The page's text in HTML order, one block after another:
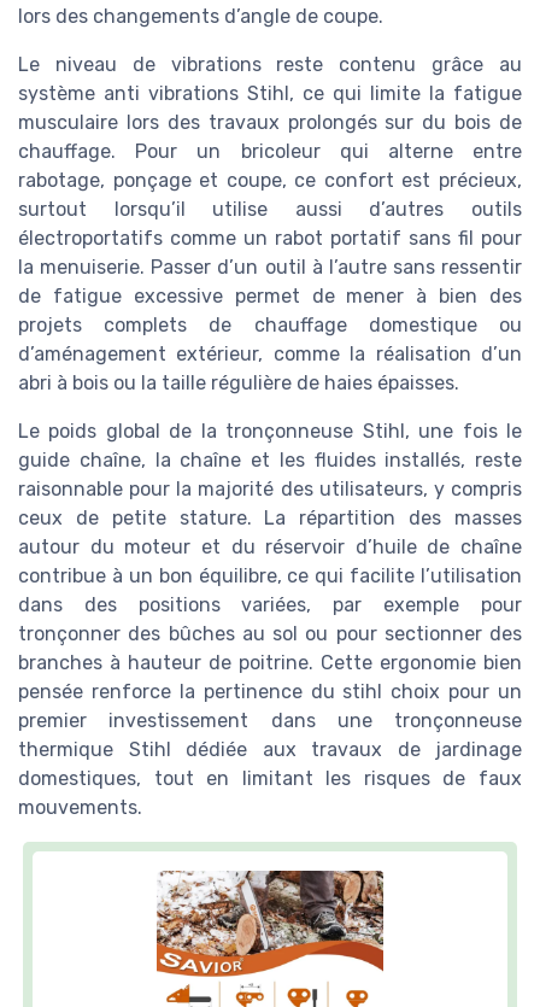
lors des changements d’angle de coupe.
Le niveau de vibrations reste contenu grâce au
système anti vibrations Stihl, ce qui limite la fatigue
musculaire lors des travaux prolongés sur du bois de
chauffage. Pour un bricoleur qui alterne entre
rabotage, ponçage et coupe, ce confort est précieux,
surtout lorsqu’il utilise aussi d’autres outils
électroportatifs comme un rabot portatif sans fil pour
la menuiserie. Passer d’un outil à l’autre sans ressentir
de fatigue excessive permet de mener à bien des
projets complets de chauffage domestique ou
d’aménagement extérieur, comme la réalisation d’un
abri à bois ou la taille régulière de haies épaisses.
Le poids global de la tronçonneuse Stihl, une fois le
guide chaîne, la chaîne et les fluides installés, reste
raisonnable pour la majorité des utilisateurs, y compris
ceux de petite stature. La répartition des masses
autour du moteur et du réservoir d’huile de chaîne
contribue à un bon équilibre, ce qui facilite l’utilisation
dans des positions variées, par exemple pour
tronçonner des bûches au sol ou pour sectionner des
branches à hauteur de poitrine. Cette ergonomie bien
pensée renforce la pertinence du stihl choix pour un
premier investissement dans une tronçonneuse
thermique Stihl dédiée aux travaux de jardinage
domestiques, tout en limitant les risques de faux
mouvements.